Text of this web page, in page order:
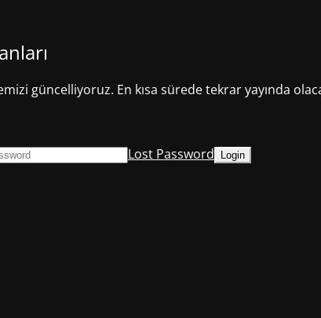
güncelliyoruz. En kısa sürede tekrar yayında
Lost Password